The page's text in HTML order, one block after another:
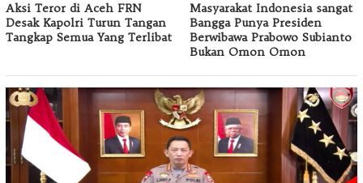
Aksi Teror di Aceh FRN
Desak Kapolri Turun Tangan
Tangkap Semua Yang Terlibat
Masyarakat Indonesia sangat
Bangga Punya Presiden
Berwibawa Prabowo Subianto
Bukan Omon Omon